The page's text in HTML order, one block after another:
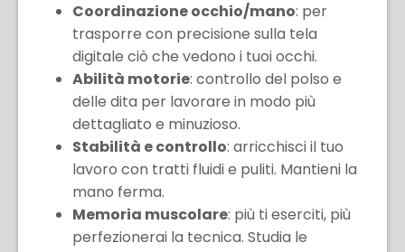
Coordinazione occhio/mano: per
trasporre con precisione sulla tela
digitale ciò che vedono i tuoi occhi.
Abilità motorie: controllo del polso e
delle dita per lavorare in modo più
dettagliato e minuzioso.
Stabilità e controllo: arricchisci il tuo
lavoro con tratti fluidi e puliti. Mantieni la
mano ferma.
Memoria muscolare: più ti eserciti, più
perfezionerai la tecnica. Studia le